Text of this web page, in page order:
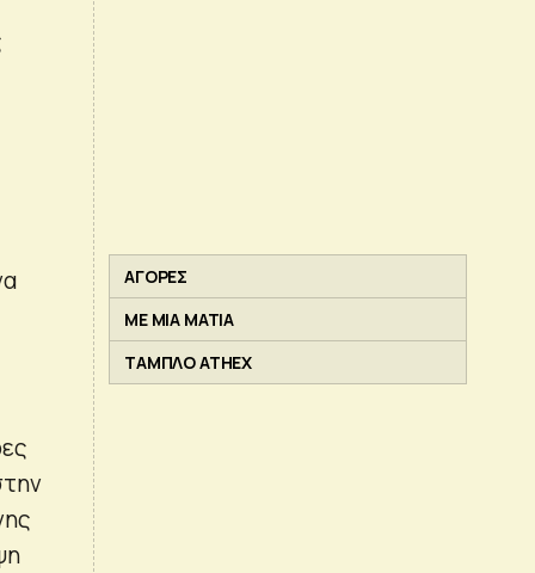
ΑΓΟΡΕΣ
ΜΕ ΜΙΑ ΜΑΤΙΑ
ΤΑΜΠΛΟ ATHEX